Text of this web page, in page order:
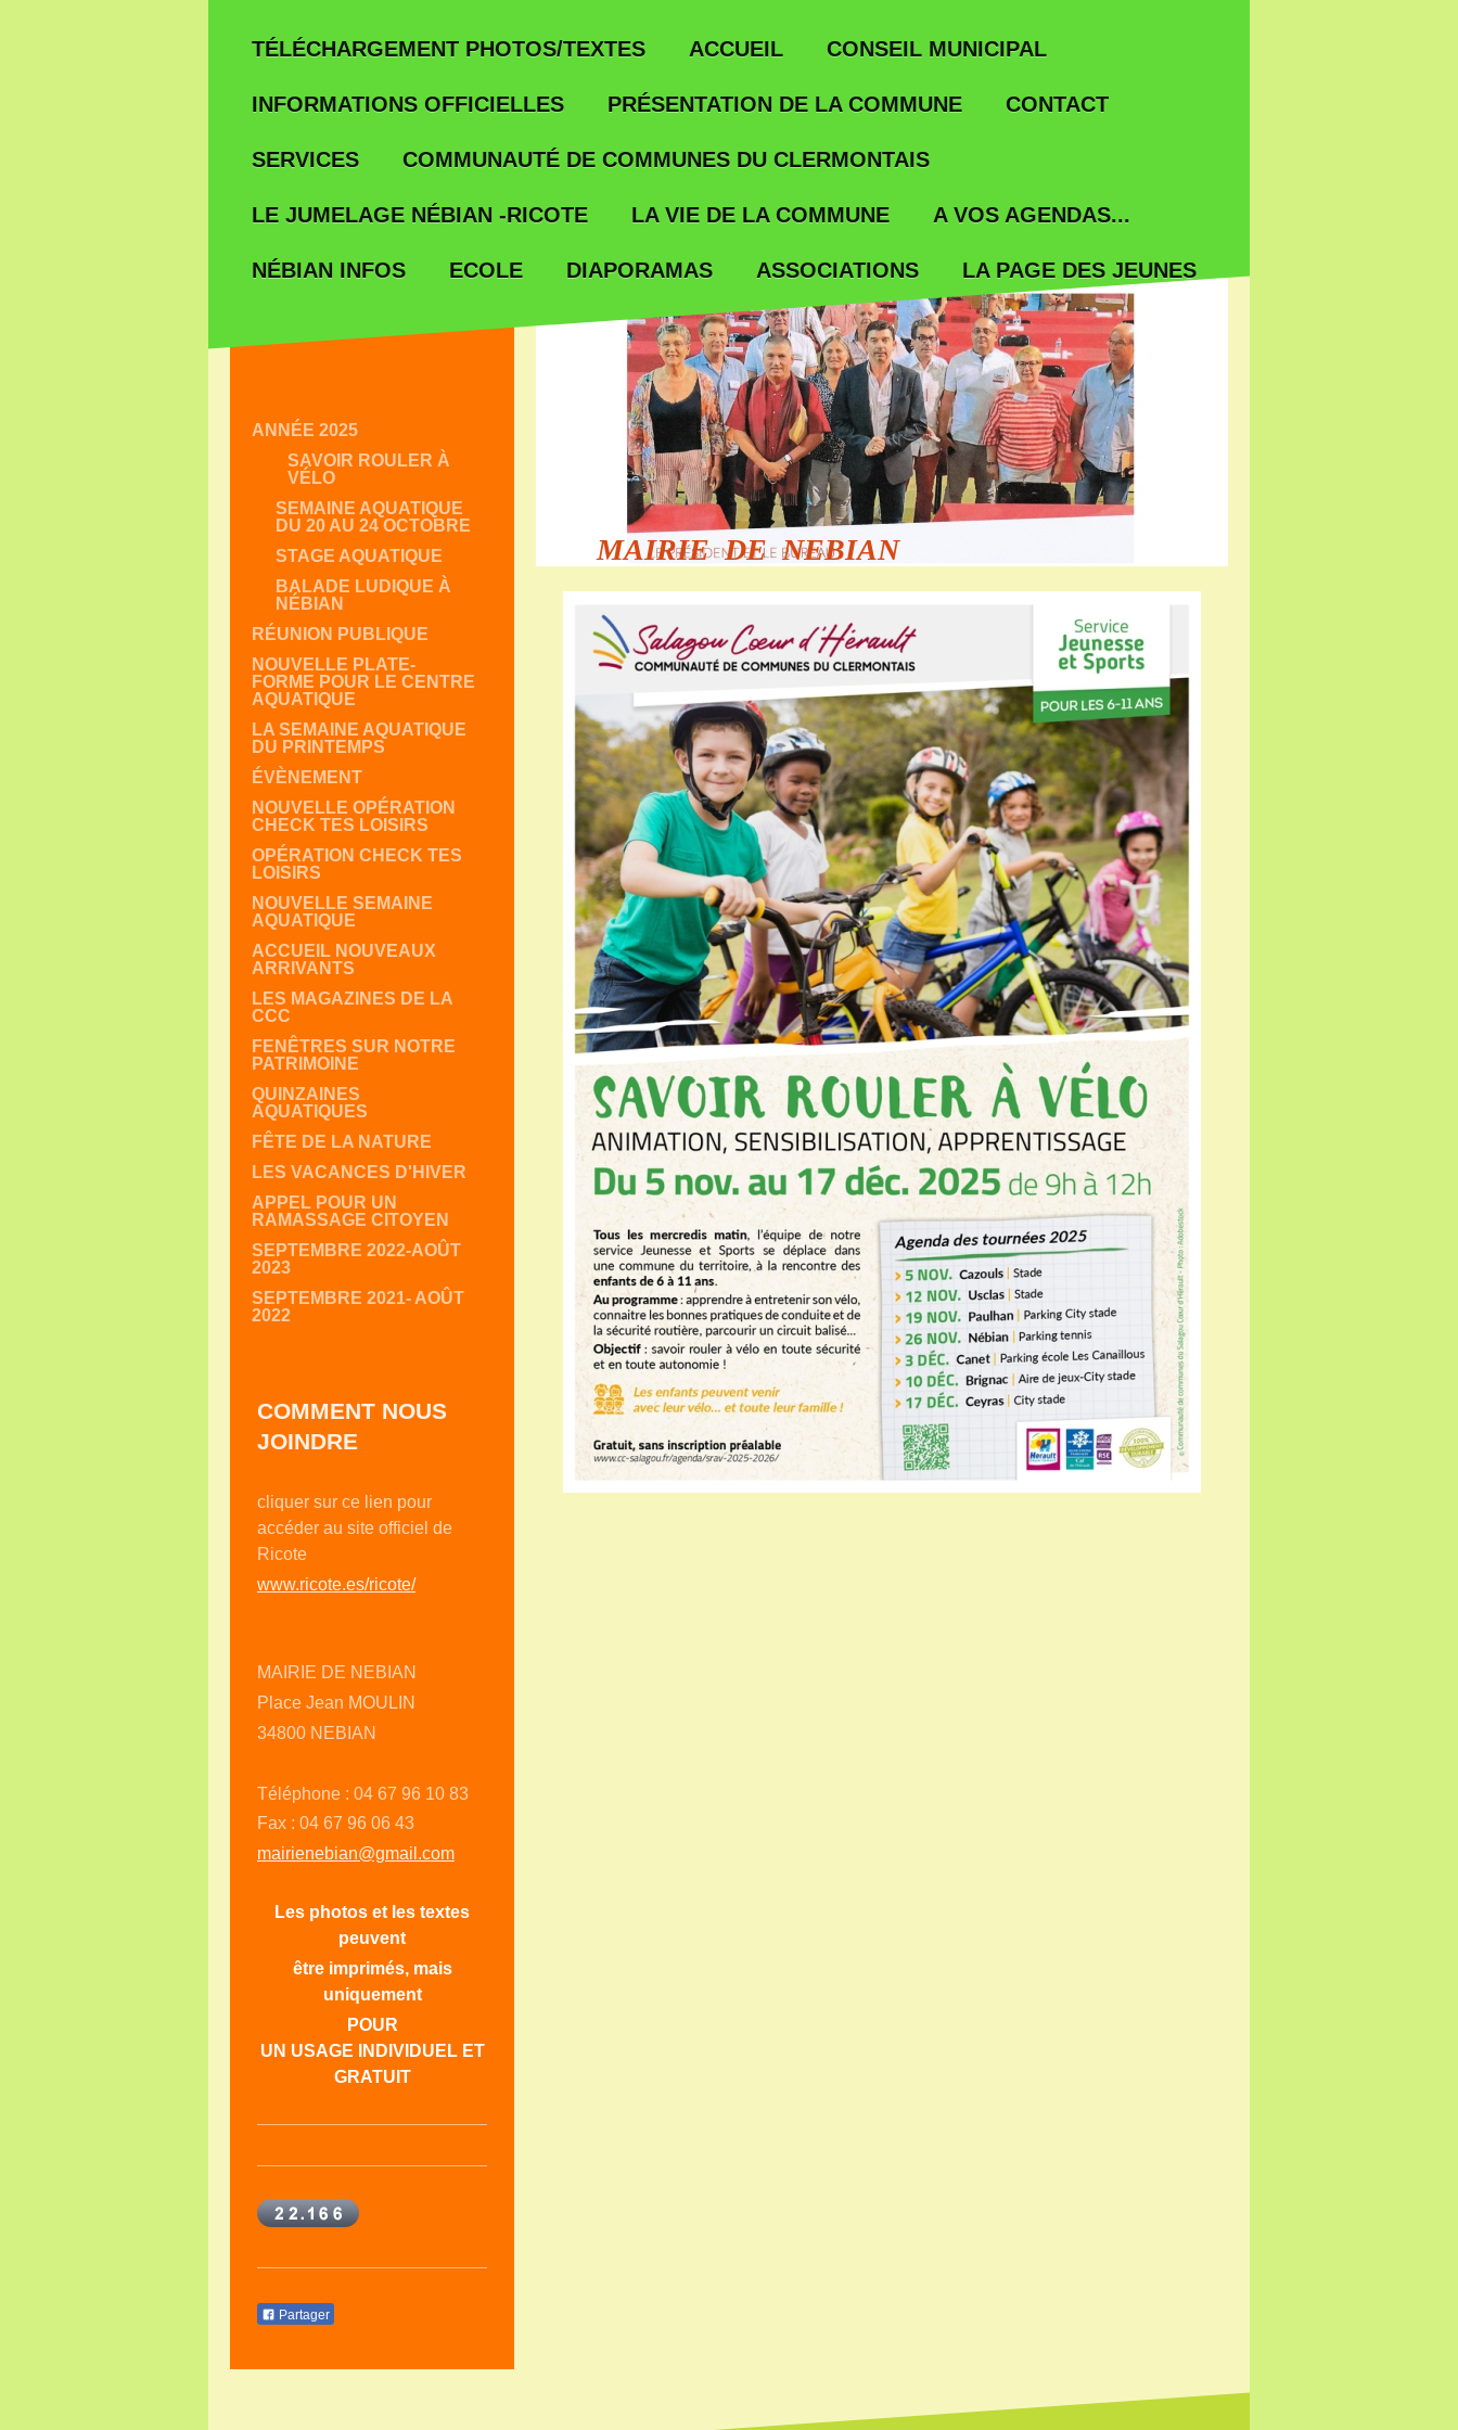
TÉLÉCHARGEMENT PHOTOS/TEXTES ACCUEIL CONSEIL MUNICIPAL
INFORMATIONS OFFICIELLES PRÉSENTATION DE LA COMMUNE CONTACT
SERVICES COMMUNAUTÉ DE COMMUNES DU CLERMONTAIS
LE JUMELAGE NÉBIAN -RICOTE LA VIE DE LA COMMUNE A VOS AGENDAS...
NÉBIAN INFOS ECOLE DIAPORAMAS ASSOCIATIONS LA PAGE DES JEUNES
MAIRIE DE NEBIAN
ANNÉE 2025
SAVOIR ROULER À
VÉLO
SEMAINE AQUATIQUE
DU 20 AU 24 OCTOBRE
STAGE AQUATIQUE
BALADE LUDIQUE À
NÉBIAN
RÉUNION PUBLIQUE
NOUVELLE PLATE-
FORME POUR LE CENTRE
AQUATIQUE
LA SEMAINE AQUATIQUE
DU PRINTEMPS
ÉVÈNEMENT
NOUVELLE OPÉRATION
CHECK TES LOISIRS
OPÉRATION CHECK TES
LOISIRS
NOUVELLE SEMAINE
AQUATIQUE
ACCUEIL NOUVEAUX
ARRIVANTS
LES MAGAZINES DE LA
CCC
FENÊTRES SUR NOTRE
PATRIMOINE
QUINZAINES
AQUATIQUES
FÊTE DE LA NATURE
LES VACANCES D'HIVER
APPEL POUR UN
RAMASSAGE CITOYEN
SEPTEMBRE 2022-AOÛT
2023
SEPTEMBRE 2021- AOÛT
2022
COMMENT NOUS
JOINDRE
cliquer sur ce lien pour
accéder au site officiel de
Ricote
www.ricote.es/ricote/
MAIRIE DE NEBIAN
Place Jean MOULIN
34800 NEBIAN
Téléphone : 04 67 96 10 83
Fax : 04 67 96 06 43
mairienebian@gmail.com
Les photos et les textes
peuvent
être imprimés, mais
uniquement
POUR
UN USAGE INDIVIDUEL ET
GRATUIT
Partager